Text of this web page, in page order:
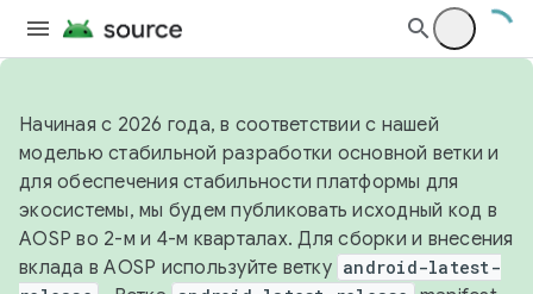
Начиная с 2026 года, в соответствии с нашей
моделью стабильной разработки основной ветки и
для обеспечения стабильности платформы для
экосистемы, мы будем публиковать исходный код в
AOSP во 2-м и 4-м кварталах. Для сборки и внесения
вклада в AOSP используйте ветку android-latest-